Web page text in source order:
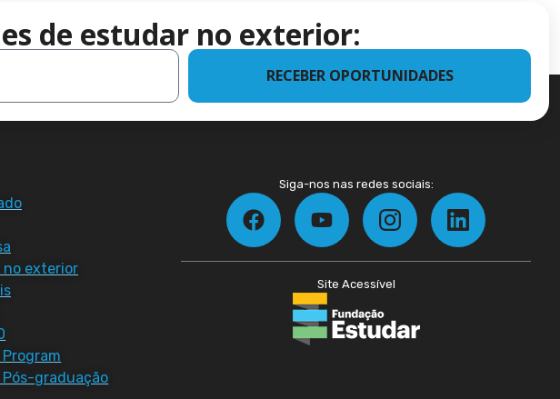
de estudar no exterior:
RECEBER OPORTUNIDADES
no exterior
Program
Pós-graduação
Siga-nos nas redes sociais:
Site Acessível